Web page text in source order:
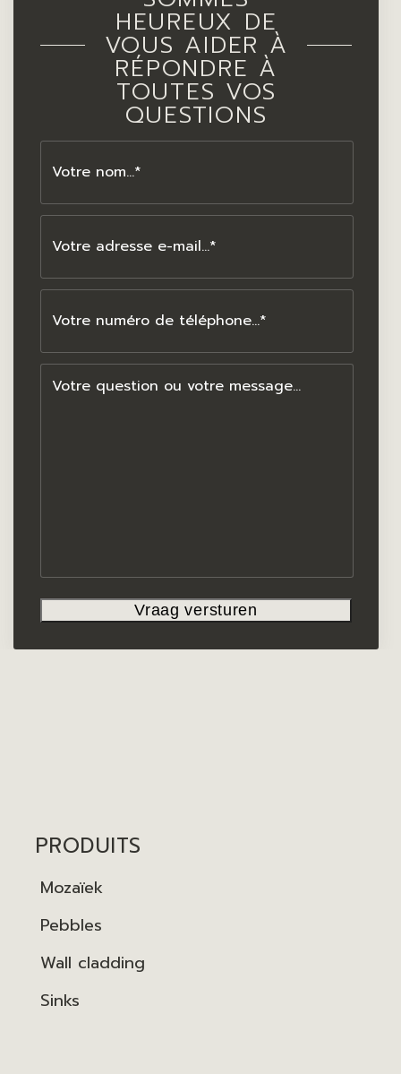
HEUREUX DE
VOUS AIDER À
RÉPONDRE À
TOUTES VOS
QUESTIONS
PRODUITS
Mozaïek
Pebbles
Wall cladding
Sinks